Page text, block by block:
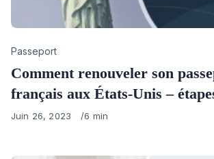
Category
Passeport
Comment renouveler son
français aux États-Unis –
Published
Juin 26, 2023 6 min